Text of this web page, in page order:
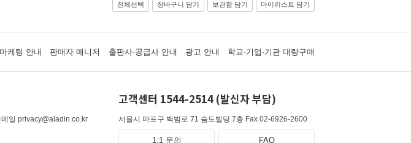
전체선택 장바구니 담기 보관함 담기 마이리스트 담기
케팅 안내 판매자 매니저 출판사·공급사 안내 광고 안내 학교·기업·기관 대량구매
메일 privacy@aladin.co.kr
고객센터 1544-2514 (발신자 부담)
서울시 마포구 백범로 71 숨도빌딩 7층 Fax 02-6926-2600
1:1 문의 FAQ